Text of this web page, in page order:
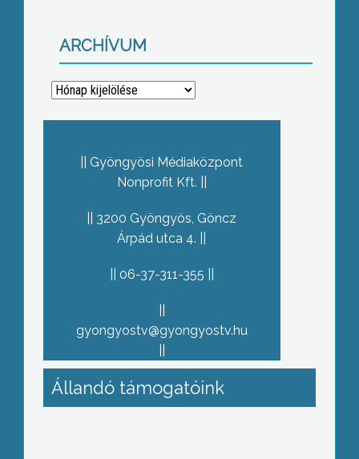
ARCHÍVUM
Archívum
Gyöngyösi Médiaközpont
Nonprofit Kft.
3200 Gyöngyös, Göncz
Árpád utca 4.
06-37-311-355
gyongyostv@gyongyostv.hu
Állandó támogatóink